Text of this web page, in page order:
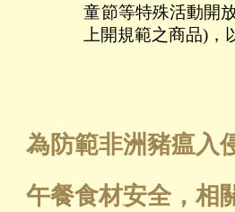
童節等特殊活動開
上開規範之商品)，
為防範非洲豬瘟入
午餐食材安全，相